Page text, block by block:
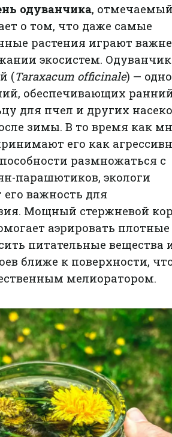
одуванчика,
о том, что даже самые
растения играют
экосистем. Одуванчик
(Taraxacum officinale) —
обеспечивающих
для пчел и других
зимы. В то время как
его как
размножаться с
парашютиков, экологи
важность для
Мощный стержневой
аэрировать плотные
питательные вещества
ближе к поверхности,
мелиоратором.